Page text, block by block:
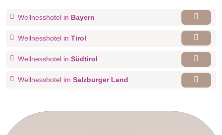
Wellnesshotel in Bayern
Wellnesshotel in Tirol
Wellnesshotel in Südtirol
Wellnesshotel im Salzburger Land